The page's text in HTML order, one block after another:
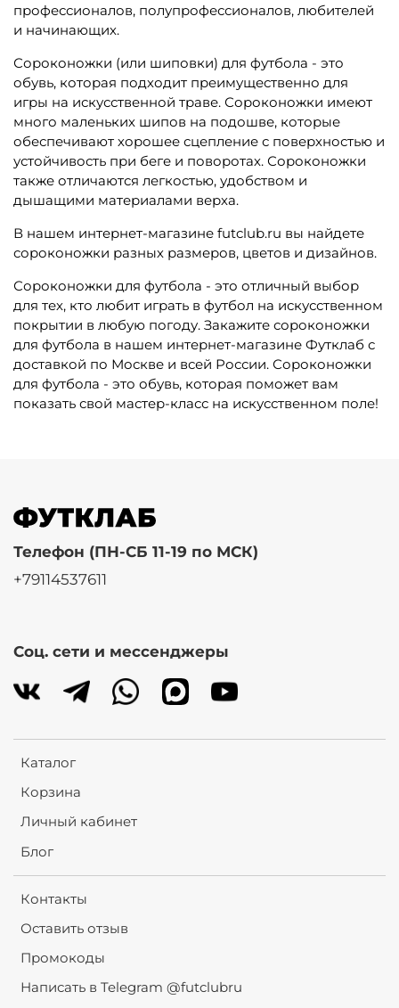
профессионалов, полупрофессионалов, любителей
и начинающих.
Сороконожки (или шиповки) для футбола - это
обувь, которая подходит преимущественно для
игры на искусственной траве. Сороконожки имеют
много маленьких шипов на подошве, которые
обеспечивают хорошее сцепление с поверхностью и
устойчивость при беге и поворотах. Сороконожки
также отличаются легкостью, удобством и
дышащими материалами верха.
В нашем интернет-магазине futclub.ru вы найдете
сороконожки разных размеров, цветов и дизайнов.
Сороконожки для футбола - это отличный выбор
для тех, кто любит играть в футбол на искусственном
покрытии в любую погоду. Закажите сороконожки
для футбола в нашем интернет-магазине Футклаб с
доставкой по Москве и всей России. Сороконожки
для футбола - это обувь, которая поможет вам
показать свой мастер-класс на искусственном поле!
Каталог
Корзина
Личный кабинет
Блог
Контакты
Оставить отзыв
Промокоды
Написать в Telegram @futclubru
Телефон (ПН-СБ 11-19 по МСК)
+79114537611
Соц. сети и мессенджеры